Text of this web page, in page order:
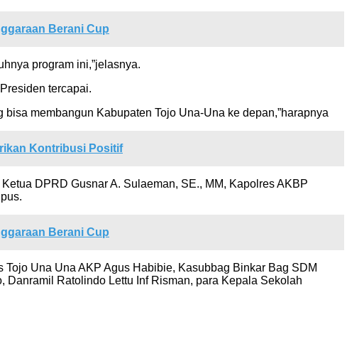
Berani Cup
program ini,”jelasnya.
tercapai.
membangun Kabupaten Tojo Una-Una ke depan,”harapnya
Kontribusi Positif
DPRD Gusnar A. Sulaeman, SE., MM, Kapolres AKBP
Berani Cup
Una Una AKP Agus Habibie, Kasubbag Binkar Bag SDM
Danramil Ratolindo Lettu Inf Risman, para Kepala Sekolah